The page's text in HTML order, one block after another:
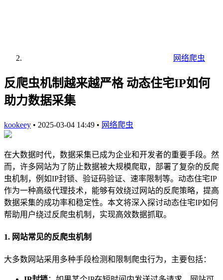
网络爬虫
反爬虫机制越来越严格 动态住宅IP如何
助力数据采集
kookeey • 2025-03-04 14:49 • 网络爬虫
在大数据时代，数据采集已成为企业和开发者的重要手段。然
而，许多网站为了防止数据被大规模爬取，部署了复杂的反爬
虫机制，例如IP封锁、验证码验证、速率限制等。动态住宅IP
作为一种高级代理技术，能够有效绕过网站的反爬策略，提高
数据采集的成功率和稳定性。本文将深入探讨动态住宅IP如何
帮助用户绕过反爬虫机制，实现高效数据抓取。
1. 网站常见的反爬虫机制
大多数网站采用多种手段检测和限制爬虫行为，主要包括：